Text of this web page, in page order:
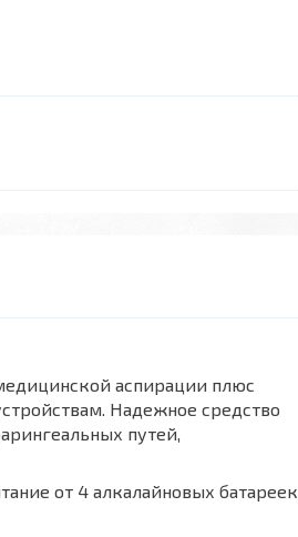
аспирации плюс
Надежное средство
путей,
от 4 алкалайновых батареек